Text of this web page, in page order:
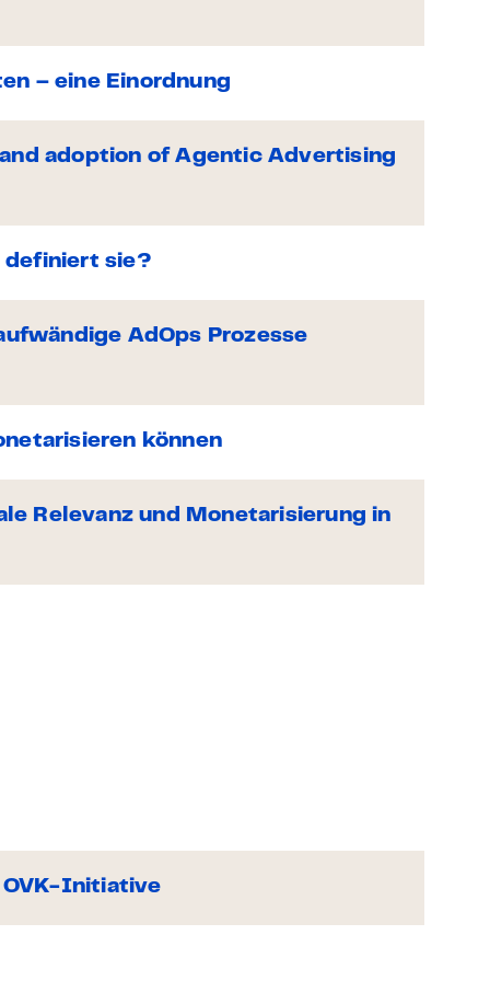
– eine Einordnung
adoption of Agentic Advertising
definiert sie?
AdOps Prozesse
können
Relevanz und Monetarisierung in
OVK-Initiative